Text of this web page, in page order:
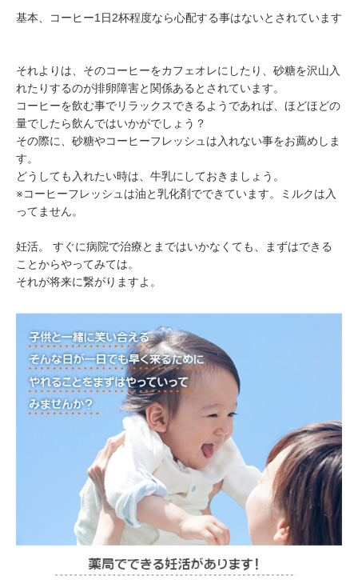
基本、コーヒー1日2杯程度なら心配する事はないとされています
それよりは、そのコーヒーをカフェオレにしたり、砂糖を沢山入
れたりするのが排卵障害と関係あるとされています。
コーヒーを飲む事でリラックスできるようであれば、ほどほどの
量でしたら飲んではいかがでしょう？
その際に、砂糖やコーヒーフレッシュは入れない事をお薦めしま
す。
どうしても入れたい時は、牛乳にしておきましょう。
※コーヒーフレッシュは油と乳化剤でできています。ミルクは入
ってません。
妊活。 すぐに病院で治療とまではいかなくても、まずはできる
ことからやってみては。
それが将来に繋がりますよ。